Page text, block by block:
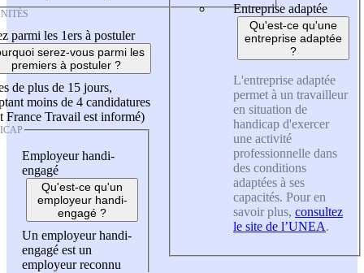
parmi les 1ers à postuler
serez-vous parmi les
premiers à postuler ?
de plus de 15 jours,
moins de 4 candidatures
France Travail est informé)
Employeur handi-
engagé
Qu'est-ce qu'un
employeur handi-
engagé ?
Un employeur handi-
engagé est un
employeur reconnu
Entreprise adaptée
Qu'est-ce qu'une
entreprise adaptée
?
L'entreprise adaptée
permet à un travailleur
en situation de
handicap d'exercer
une activité
professionnelle dans
des conditions
adaptées à ses
capacités. Pour en
savoir plus, consultez
le site de l’UNEA.